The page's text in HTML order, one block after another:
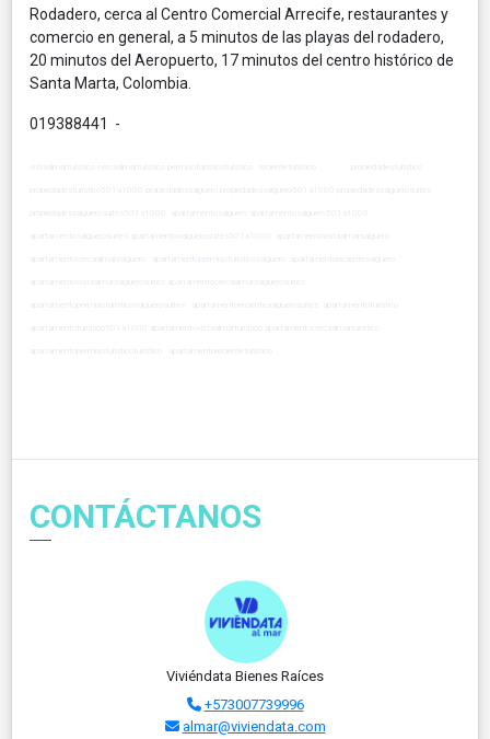
Rodadero, cerca al Centro Comercial Arrecife, restaurantes y
comercio en general, a 5 minutos de las playas del rodadero,
20 minutos del Aeropuerto, 17 minutos del centro histórico de
Santa Marta, Colombia.
019388441 -
CONTÁCTANOS
Viviéndata Bienes Raíces
+573007739996
almar@viviendata.com